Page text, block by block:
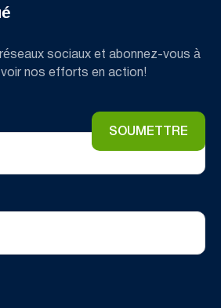
sociaux et abonnez-vous à
nos efforts en action!